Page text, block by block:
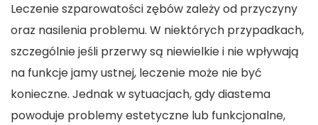
Leczenie szparowatości zębów zależy od przyczyny
oraz nasilenia problemu. W niektórych przypadkach,
szczególnie jeśli przerwy są niewielkie i nie wpływają
na funkcje jamy ustnej, leczenie może nie być
konieczne. Jednak w sytuacjach, gdy diastema
powoduje problemy estetyczne lub funkcjonalne,